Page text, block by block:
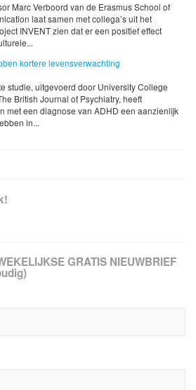
Marc Verboord van de Erasmus School of
laat samen met collega’s uit het
INVENT zien dat er een positief effect
kortere levensverwachting
studie, uitgevoerd door University College
British Journal of Psychiatry, heeft
met een diagnose van ADHD een aanzienlijk
in...
GRATIS NIEUWBRIEF